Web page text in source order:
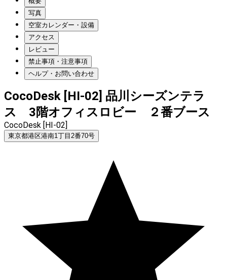
写真
空室カレンダー・設備
アクセス
レビュー
禁止事項・注意事項
ヘルプ・お問い合わせ
CocoDesk [HI-02] 品川シーズンテラ
ス 3階オフィスロビー ２番ブース
CocoDesk [HI-02]
東京都港区港南1丁目2番70号